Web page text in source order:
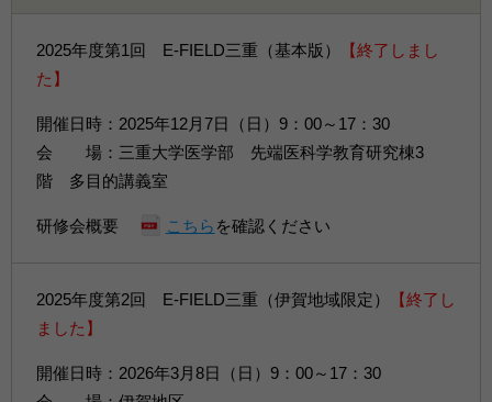
2025年度第1回 E-FIELD三重（基本版）
【終了しまし
た】
開催日時：2025年12月7日（日）9：00～17：30
会 場：三重大学医学部 先端医科学教育研究棟3
階 多目的講義室
研修会概要 こちら を確認ください
2025年度第2回 E-FIELD三重（伊賀地域限定）
【終了し
ました】
開催日時：2026年3月8日（日）9：00～17：30